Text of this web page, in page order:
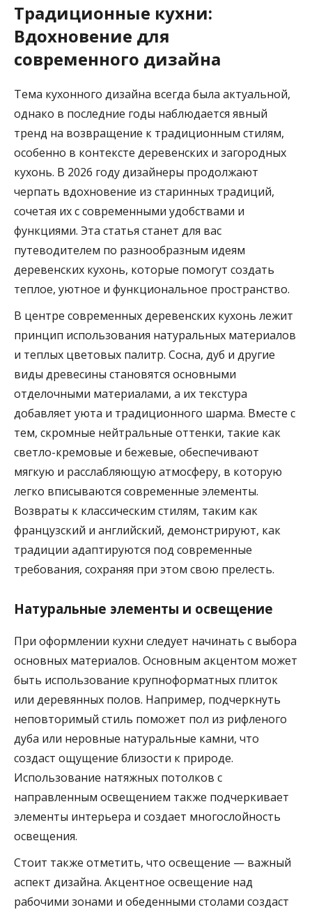
Традиционные кухни:
Вдохновение для
современного дизайна
Тема кухонного дизайна всегда была актуальной,
однако в последние годы наблюдается явный
тренд на возвращение к традиционным стилям,
особенно в контексте деревенских и загородных
кухонь. В 2026 году дизайнеры продолжают
черпать вдохновение из старинных традиций,
сочетая их с современными удобствами и
функциями. Эта статья станет для вас
путеводителем по разнообразным идеям
деревенских кухонь, которые помогут создать
теплое, уютное и функциональное пространство.
В центре современных деревенских кухонь лежит
принцип использования натуральных материалов
и теплых цветовых палитр. Сосна, дуб и другие
виды древесины становятся основными
отделочными материалами, а их текстура
добавляет уюта и традиционного шарма. Вместе с
тем, скромные нейтральные оттенки, такие как
светло-кремовые и бежевые, обеспечивают
мягкую и расслабляющую атмосферу, в которую
легко вписываются современные элементы.
Возвраты к классическим стилям, таким как
французский и английский, демонстрируют, как
традиции адаптируются под современные
требования, сохраняя при этом свою прелесть.
Натуральные элементы и освещение
При оформлении кухни следует начинать с выбора
основных материалов. Основным акцентом может
быть использование крупноформатных плиток
или деревянных полов. Например, подчеркнуть
неповторимый стиль поможет пол из рифленого
дуба или неровные натуральные камни, что
создаст ощущение близости к природе.
Использование натяжных потолков с
направленным освещением также подчеркивает
элементы интерьера и создает многослойность
освещения.
Стоит также отметить, что освещение — важный
аспект дизайна. Акцентное освещение над
рабочими зонами и обеденными столами создаст